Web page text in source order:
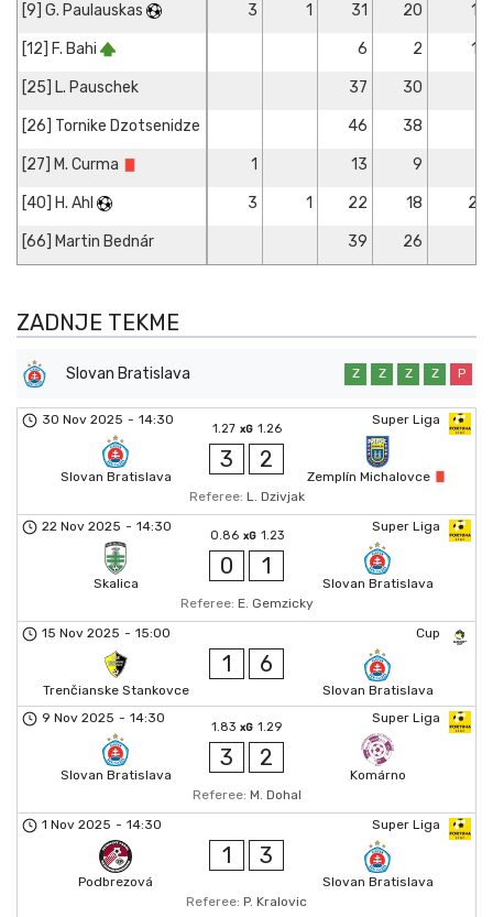
[9] G. Paulauskas 3 1 31 20 1
[12] F. Bahi 6 2 1
[25] L. Pauschek 37 30
[26] Tornike Dzotsenidze 46 38
[27] M. Curma 1 13 9
[40] H. Ahl 3 1 22 18 2
[66] Martin Bednár 39 26
ZADNJE TEKME
Slovan Bratislava Z Z Z Z P
Super Liga
30 Nov 2025 - 14:30
Slovan Bratislava
1.27 xG 1.26
3 2
Zemplín Michalovce
Referee: L. Dzivjak
Super Liga
22 Nov 2025 - 14:30
Skalica
0.86 xG 1.23
0 1
Slovan Bratislava
Referee: E. Gemzicky
Cup
15 Nov 2025 - 15:00
Trenčianske Stankovce
1 6
Slovan Bratislava
Super Liga
9 Nov 2025 - 14:30
Slovan Bratislava
1.83 xG 1.29
3 2
Komárno
Referee: M. Dohal
Super Liga
1 Nov 2025 - 14:30
Podbrezová
1 3
Slovan Bratislava
Referee: P. Kralovic